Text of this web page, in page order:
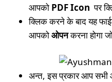
आपको PDF Iconपर
क्लिक करने के बाद यह
आपकोओपनकरना होगा
अन्त, इस प्रकार आप सभी